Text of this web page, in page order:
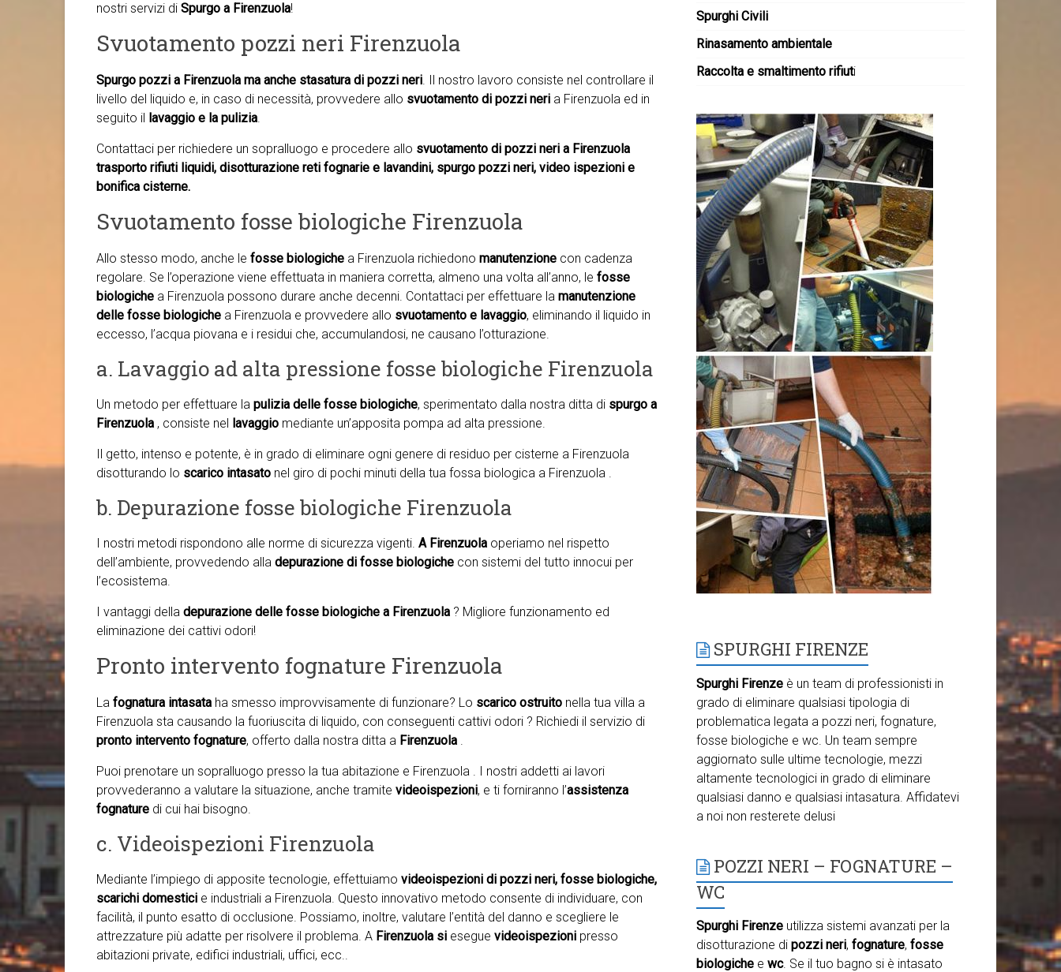
nostri servizi di Spurgo a Firenzuola!
Svuotamento pozzi neri Firenzuola
Spurgo pozzi a Firenzuola ma anche stasatura di pozzi neri. Il nostro lavoro consiste nel controllare il
livello del liquido e, in caso di necessità, provvedere allo svuotamento di pozzi neri a Firenzuola ed in
seguito il lavaggio e la pulizia.
Contattaci per richiedere un sopralluogo e procedere allo svuotamento di pozzi neri a Firenzuola
trasporto rifiuti liquidi, disotturazione reti fognarie e lavandini, spurgo pozzi neri, video ispezioni e
bonifica cisterne.
Svuotamento fosse biologiche Firenzuola
Allo stesso modo, anche le fosse biologiche a Firenzuola richiedono manutenzione con cadenza
regolare. Se l’operazione viene effettuata in maniera corretta, almeno una volta all’anno, le fosse
biologiche a Firenzuola possono durare anche decenni. Contattaci per effettuare la manutenzione
delle fosse biologiche a Firenzuola e provvedere allo svuotamento e lavaggio, eliminando il liquido in
eccesso, l’acqua piovana e i residui che, accumulandosi, ne causano l’otturazione.
a. Lavaggio ad alta pressione fosse biologiche Firenzuola
Un metodo per effettuare la pulizia delle fosse biologiche, sperimentato dalla nostra ditta di spurgo a
Firenzuola , consiste nel lavaggio mediante un’apposita pompa ad alta pressione.
Il getto, intenso e potente, è in grado di eliminare ogni genere di residuo per cisterne a Firenzuola
disotturando lo scarico intasato nel giro di pochi minuti della tua fossa biologica a Firenzuola .
b. Depurazione fosse biologiche Firenzuola
I nostri metodi rispondono alle norme di sicurezza vigenti. A Firenzuola operiamo nel rispetto
dell’ambiente, provvedendo alla depurazione di fosse biologiche con sistemi del tutto innocui per
l’ecosistema.
I vantaggi della depurazione delle fosse biologiche a Firenzuola ? Migliore funzionamento ed
eliminazione dei cattivi odori!
Pronto intervento fognature Firenzuola
La fognatura intasata ha smesso improvvisamente di funzionare? Lo scarico ostruito nella tua villa a
Firenzuola sta causando la fuoriuscita di liquido, con conseguenti cattivi odori ? Richiedi il servizio di
pronto intervento fognature, offerto dalla nostra ditta a Firenzuola .
Puoi prenotare un sopralluogo presso la tua abitazione e Firenzuola . I nostri addetti ai lavori
provvederanno a valutare la situazione, anche tramite videoispezioni, e ti forniranno l’assistenza
fognature di cui hai bisogno.
c. Videoispezioni Firenzuola
Mediante l’impiego di apposite tecnologie, effettuiamo videoispezioni di pozzi neri, fosse biologiche,
scarichi domestici e industriali a Firenzuola. Questo innovativo metodo consente di individuare, con
facilità, il punto esatto di occlusione. Possiamo, inoltre, valutare l’entità del danno e scegliere le
attrezzature più adatte per risolvere il problema. A Firenzuola si esegue videoispezioni presso
abitazioni private, edifici industriali, uffici, ecc..
Spurghi Civili
Rinasamento ambientale
Raccolta e smaltimento rifiuti
SPURGHI FIRENZE
Spurghi Firenze è un team di professionisti in
grado di eliminare qualsiasi tipologia di
problematica legata a pozzi neri, fognature,
fosse biologiche e wc. Un team sempre
aggiornato sulle ultime tecnologie, mezzi
altamente tecnologici in grado di eliminare
qualsiasi danno e qualsiasi intasatura. Affidatevi
a noi non resterete delusi
POZZI NERI – FOGNATURE –
WC
Spurghi Firenze utilizza sistemi avanzati per la
disotturazione dipozzi neri,fognature,fosse
biologiche ewc. Se il tuo bagno si è intasato